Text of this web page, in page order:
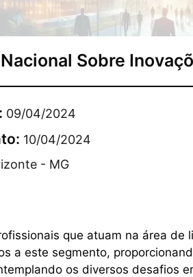
Nacional Sobre
09/04/2024
10/04/2024
- MG
que atuam na área
a este segmento,
os diversos desafios